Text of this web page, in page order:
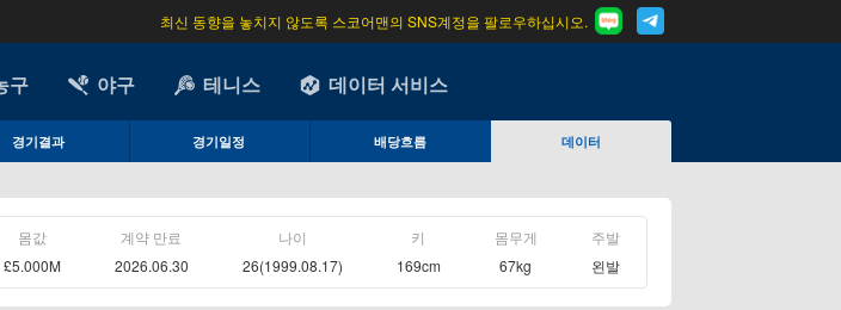
최신 동향을 놓치지 않도록 스코어맨의 SNS계정을 팔로우하십시오.
구 야구 테니스 데이터 서비스
경기결과 경기일정 배당흐름 데이터
몸값
£5.000M
계약 만료
2026.06.30
나이
26(1999.08.17)
키
169cm
몸무게
67kg
주발
왼발